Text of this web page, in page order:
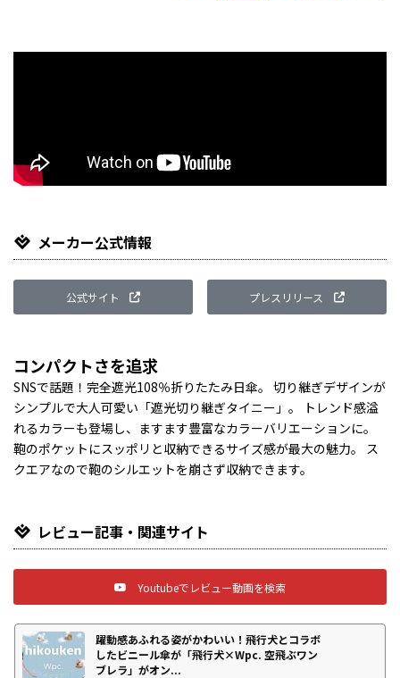
メーカー公式情報
公式サイト プレスリリース
コンパクトさを追求
SNSで話題！完全遮光108％折りたたみ日傘。 切り継ぎデザインが
シンプルで大人可愛い「遮光切り継ぎタイニー」。 トレンド感溢
れるカラーも登場し、ますます豊富なカラーバリエーションに。
鞄のポケットにスッポリと収納できるサイズ感が最大の魅力。 ス
クエアなので鞄のシルエットを崩さず収納できます。
レビュー記事・関連サイト
Youtubeでレビュー動画を検索
躍動感あふれる姿がかわいい！飛行犬とコラボ
したビニール傘が「飛行犬×Wpc. 空飛ぶワン
ブレラ」がオン...